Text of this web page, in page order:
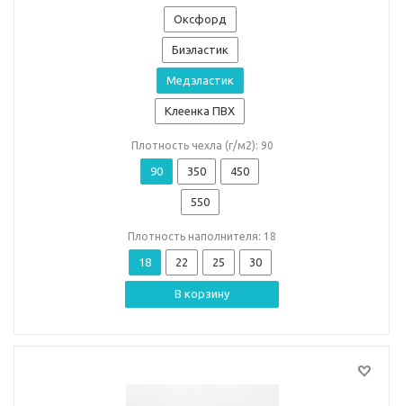
Оксфорд
Биэластик
Медэластик
Клеенка ПВХ
Плотность чехла (г/м2): 90
90 350 450
550
Плотность наполнителя: 18
18 22 25 30
В корзину